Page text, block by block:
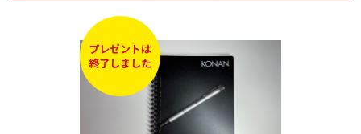
プレゼントは
終了しました